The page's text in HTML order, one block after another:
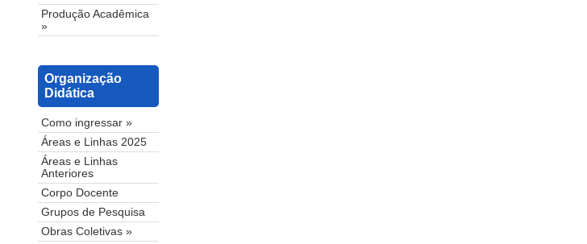
Produção Acadêmica
»
Organização
Didática
Como ingressar »
Áreas e Linhas 2025
Áreas e Linhas
Anteriores
Corpo Docente
Grupos de Pesquisa
Obras Coletivas »